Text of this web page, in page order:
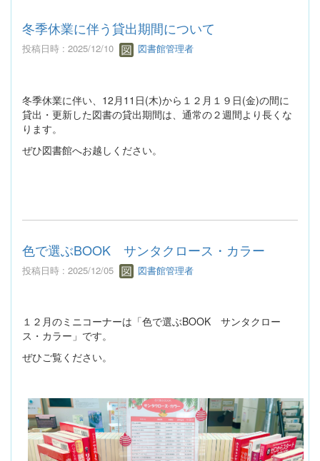
冬季休業に伴う貸出期間について
投稿日時 : 2025/12/10 図書館管理者
冬季休業に伴い、12月11日(木)から１２月１９日(金)の間に
貸出・更新した図書の貸出期間は、通常の２週間より長くな
ります。
ぜひ図書館へお越しください。
色で選ぶBOOK サンタクロース・カラー
投稿日時 : 2025/12/05 図書館管理者
１２月のミニコーナーは「色で選ぶBOOK サンタクロー
ス・カラー」です。
ぜひご覧ください。